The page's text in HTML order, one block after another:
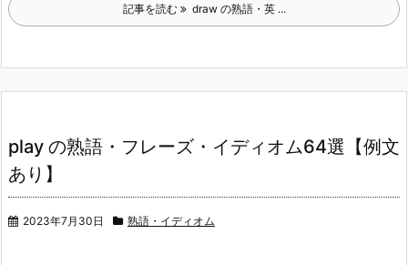
記事を読む draw の熟語・英 ...
play の熟語・フレーズ・イディオム64選【例文
あり】
2023年7月30日 熟語・イディオム